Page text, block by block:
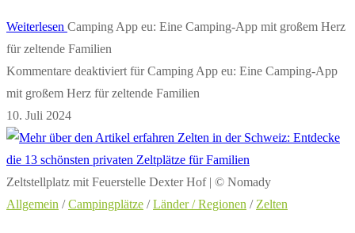
Weiterlesen Camping App eu: Eine Camping-App mit großem Herz
für zeltende Familien
Kommentare deaktiviert für Camping App eu: Eine Camping-App
mit großem Herz für zeltende Familien
10. Juli 2024
Zeltstellplatz mit Feuerstelle Dexter Hof | © Nomady
Allgemein /Campingplätze /Länder / Regionen / Zelten